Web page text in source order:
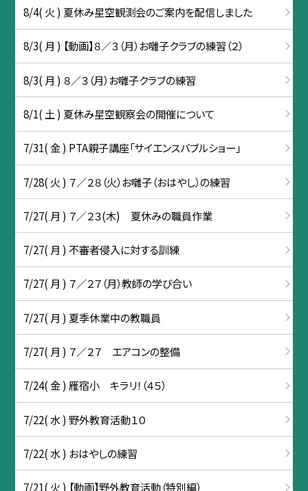
8/4( 火 ) 夏休み星空観測会のご案内を配信しました
8/3( 月 ) 【動画】８／３（月）お囃子クラブの練習（２）
8/3( 月 ) ８／３（月）お囃子クラブの練習
8/1( 土 ) 夏休み星空観察会の開催について
7/31( 金 ) PTA親子講座「サイエンスバブルショー」
7/28( 火 ) ７／２８（火）お囃子（おはやし）の練習
7/27( 月 ) ７／２３(木) 夏休みの職員作業
7/27( 月 ) 不審者侵入に対する訓練
7/27( 月 ) ７／２７（月）教師の学び合い
7/27( 月 ) 夏季休業中の教職員
7/27( 月 ) ７／２７ エアコンの整備
7/24( 金 ) 雁宿小 キラリ！（４５）
7/22( 水 ) 野外教育活動１０
7/22( 水 ) おはやしの練習
7/21( 火 ) 【動画】野外教育活動（特別編）